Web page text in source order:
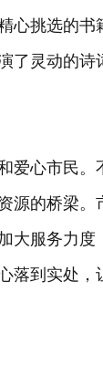
心挑选的
了灵动的
爱心市民
源的桥梁
大服务力
落到实处